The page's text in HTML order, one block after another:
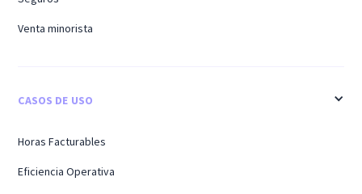
Venta minorista
CASOS DE USO
Horas Facturables
Eficiencia Operativa